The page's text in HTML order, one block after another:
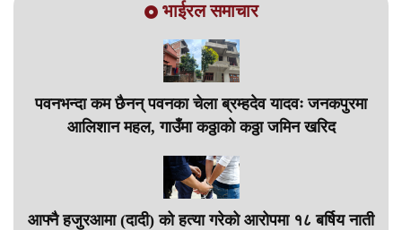
भाईरल समाचार
पवनभन्दा कम छैनन् पवनका चेला ब्रम्हदेव यादवः जनकपुरमा
आलिशान महल, गाउँमा कठ्ठाको कठ्ठा जमिन खरिद
आफ्नै हजुरआमा (दादी) को हत्या गरेको आरोपमा १८ बर्षिय नाती